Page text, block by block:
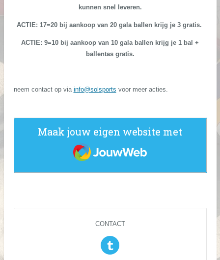
kunnen snel leveren.
ACTIE: 17=20 bij aankoop van 20 gala ballen krijg je 3 gratis.
ACTIE: 9=10 bij aankoop van 10 gala ballen krijg je 1 bal +
ballentas gratis.
neem contact op via info@solsports voor meer acties.
Maak jouw eigen website met
JouwWeb
CONTACT